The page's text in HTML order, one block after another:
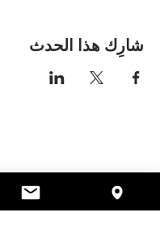
شارِك هذا الحدث
ماساتشوستس 01440
978-364-0920